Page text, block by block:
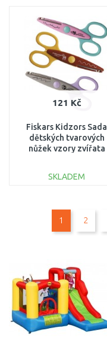
Porovnat
121 Kč
Fiskars Kidzors Sada
dětských tvarových
nůžek vzory zvířata
SKLADEM
Porovnat
1 2